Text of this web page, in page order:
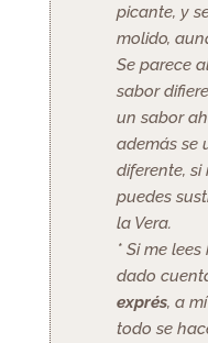
picante, y
molido,
Se parece
sabor
un sabor
además se
diferente,
puedes
la Vera.
* Si me
dado
exprés, a
todo se